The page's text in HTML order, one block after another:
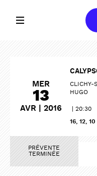
MER
13
AVR | 2016
CLICHY-
HUGO
20:30
16, 12,
PRÉVENTE
TERMINÉE